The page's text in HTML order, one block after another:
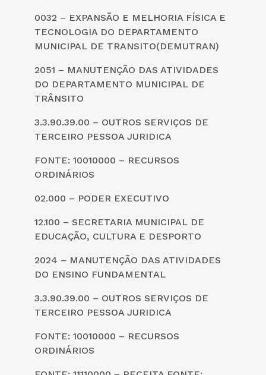
0032 – EXPANSÃO E MELHORIA FÍSICA E
TECNOLOGIA DO DEPARTAMENTO
MUNICIPAL DE TRANSITO(DEMUTRAN)
2051 – MANUTENÇÃO DAS ATIVIDADES
DO DEPARTAMENTO MUNICIPAL DE
TRÂNSITO
3.3.90.39.00 – OUTROS SERVIÇOS DE
TERCEIRO PESSOA JURIDICA
FONTE: 10010000 – RECURSOS
ORDINÁRIOS
02.000 – PODER EXECUTIVO
12.100 – SECRETARIA MUNICIPAL DE
EDUCAÇÃO, CULTURA E DESPORTO
2024 – MANUTENÇÃO DAS ATIVIDADES
DO ENSINO FUNDAMENTAL
3.3.90.39.00 – OUTROS SERVIÇOS DE
TERCEIRO PESSOA JURIDICA
FONTE: 10010000 – RECURSOS
ORDINÁRIOS